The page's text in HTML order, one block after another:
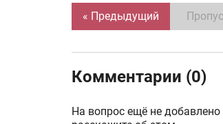
« Предыдущий
Комментарии (0)
На вопрос ещё не